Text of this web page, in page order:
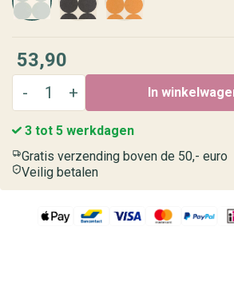
53,90
In
3 tot 5 werkdagen
Gratis verzending boven de 50,- euro
Veilig betalen